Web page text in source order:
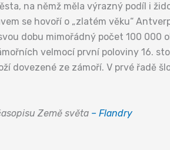
na němž měla výrazný podíl i
se hovoří o „zlatém věku“
dobu mimořádný počet 100 000
velmocí první poloviny 16.
dovezené ze zámoří. V prvé řadě
Země světa – Flandry